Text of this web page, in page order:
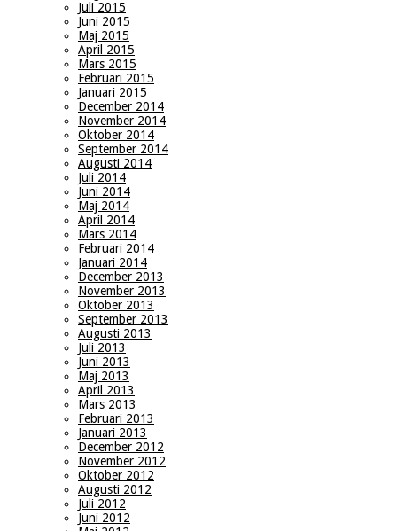
Juli 2015
Juni 2015
Maj 2015
April 2015
Mars 2015
Februari 2015
Januari 2015
December 2014
November 2014
Oktober 2014
September 2014
Augusti 2014
Juli 2014
Juni 2014
Maj 2014
April 2014
Mars 2014
Februari 2014
Januari 2014
December 2013
November 2013
Oktober 2013
September 2013
Augusti 2013
Juli 2013
Juni 2013
Maj 2013
April 2013
Mars 2013
Februari 2013
Januari 2013
December 2012
November 2012
Oktober 2012
Augusti 2012
Juli 2012
Juni 2012